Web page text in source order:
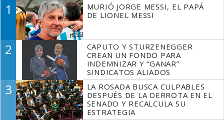
1
MURIÓ JORGE MESSI, EL PAPÁ
DE LIONEL MESSI
2
CAPUTO Y STURZENEGGER
CREAN UN FONDO PARA
INDEMNIZAR Y “GANAR”
SINDICATOS ALIADOS
3
LA ROSADA BUSCA CULPABLES
DESPUÉS DE LA DERROTA EN EL
SENADO Y RECALCULA SU
ESTRATEGIA